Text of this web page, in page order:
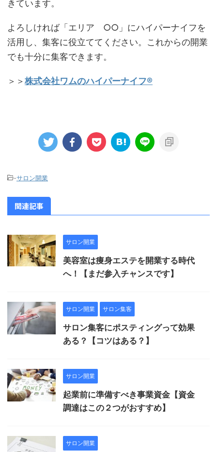
きています。
よろしければ「エリア ○○」にハイパーナイフを
活用し、集客に役立ててください。これからの開業
でも十分に集客できます。
＞＞株式会社ワムのハイパーナイフ®︎
-サロン開業
関連記事
サロン開業
美容室は痩身エステを開業する時代
へ！【まだ参入チャンスです】
サロン開業 サロン集客
サロン集客にポスティングって効果
ある？【コツはある？】
サロン開業
起業前に準備すべき事業資金【資金
調達はこの２つがおすすめ】
サロン開業